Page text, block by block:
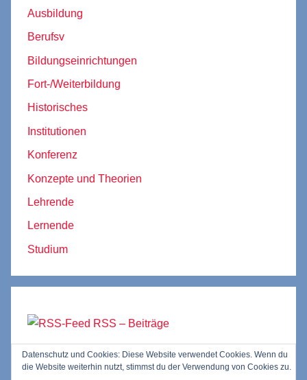
Ausbildung
Berufsv
Bildungseinrichtungen
Fort-/Weiterbildung
Historisches
Institutionen
Konferenz
Konzepte und Theorien
Lehrende
Lernende
Studium
RSS – Beiträge
RSS – Kommentare
Datenschutz und Cookies: Diese Website verwendet Cookies. Wenn du
die Website weiterhin nutzt, stimmst du der Verwendung von Cookies zu.